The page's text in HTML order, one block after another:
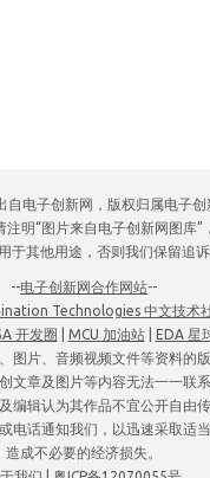
自电子创新网，版权归属电子创
明“图片来自电子创新网图库”
于其他用途，否则我们保留追
--电子创新网合作网站--
Technologies 中文技术
开发圈 MCU 加油站| EDA 星
图片、音频视频文件等资料的
文章及图片等内容无法一一联
编辑认为其作品不宜公开自由
电话通知我们，以迅速采取适
造成不必要的经济损失。